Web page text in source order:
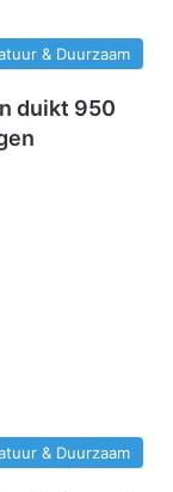
& Duurzaam
duikt 950
& Duurzaam